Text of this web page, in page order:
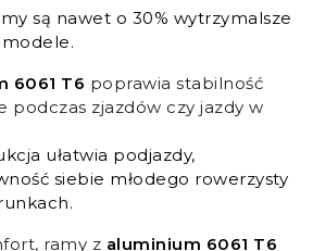
są nawet o 30% wytrzymalsze
6061 T6 poprawia stabilność
podczas zjazdów czy jazdy w
ułatwia podjazdy,
siebie młodego rowerzysty
ramy z aluminium 6061 T6